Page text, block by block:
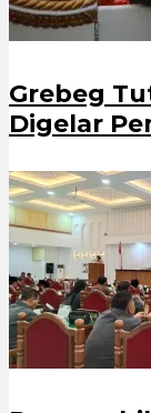
Grebeg
Digelar